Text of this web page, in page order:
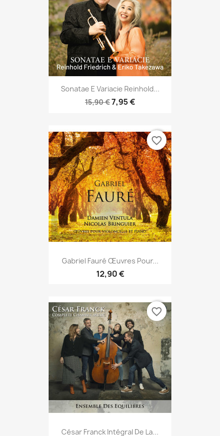
Sonatae E Variacie Reinhold...
15,90 €7,95 €
Gabriel Fauré Œuvres Pour...
12,90 €
favorite_border
César Franck Intégral De La...
favorite_border